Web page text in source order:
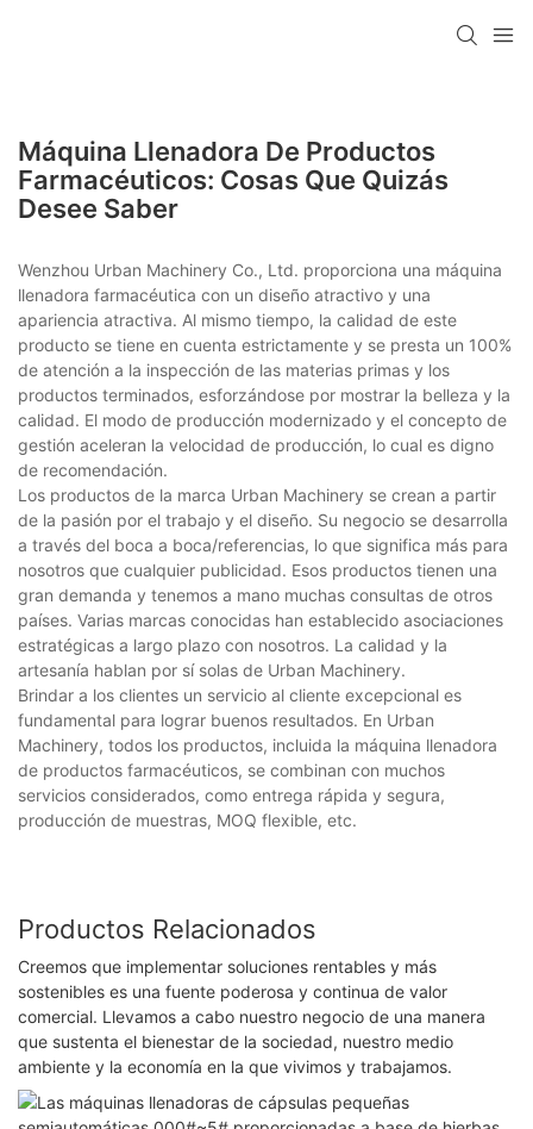
Máquina Llenadora De Productos
Farmacéuticos: Cosas Que Quizás
Desee Saber
Wenzhou Urban Machinery Co., Ltd. proporciona una máquina
llenadora farmacéutica con un diseño atractivo y una
apariencia atractiva. Al mismo tiempo, la calidad de este
producto se tiene en cuenta estrictamente y se presta un 100%
de atención a la inspección de las materias primas y los
productos terminados, esforzándose por mostrar la belleza y la
calidad. El modo de producción modernizado y el concepto de
gestión aceleran la velocidad de producción, lo cual es digno
de recomendación.
Los productos de la marca Urban Machinery se crean a partir
de la pasión por el trabajo y el diseño. Su negocio se desarrolla
a través del boca a boca/referencias, lo que significa más para
nosotros que cualquier publicidad. Esos productos tienen una
gran demanda y tenemos a mano muchas consultas de otros
países. Varias marcas conocidas han establecido asociaciones
estratégicas a largo plazo con nosotros. La calidad y la
artesanía hablan por sí solas de Urban Machinery.
Brindar a los clientes un servicio al cliente excepcional es
fundamental para lograr buenos resultados. En Urban
Machinery, todos los productos, incluida la máquina llenadora
de productos farmacéuticos, se combinan con muchos
servicios considerados, como entrega rápida y segura,
producción de muestras, MOQ flexible, etc.
Productos Relacionados
Creemos que implementar soluciones rentables y más
sostenibles es una fuente poderosa y continua de valor
comercial. Llevamos a cabo nuestro negocio de una manera
que sustenta el bienestar de la sociedad, nuestro medio
ambiente y la economía en la que vivimos y trabajamos.